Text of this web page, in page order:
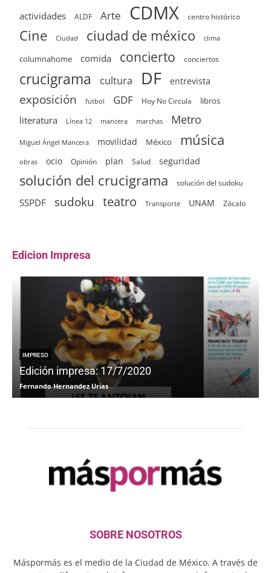
actividades ALDF Arte CDMX centro histórico
Cine Ciudad ciudad de méxico clima
columnahome comida concierto conciertos
crucigrama cultura DF entrevista
exposición futbol GDF Hoy No Circula libros
literatura Línea 12 mancera marchas Metro
Miguel Ángel Mancera movilidad México música
obras ocio Opinión plan Salud seguridad
solución del crucigrama solución del sudoku
SSPDF sudoku teatro Transporte UNAM Zócalo
Edicion Impresa
IMPRESO
Edición impresa: 17/7/2020
Fernando Hernandez Urias
SOBRE NOSOTROS
Máspormás es el medio de la Ciudad de México. A través de